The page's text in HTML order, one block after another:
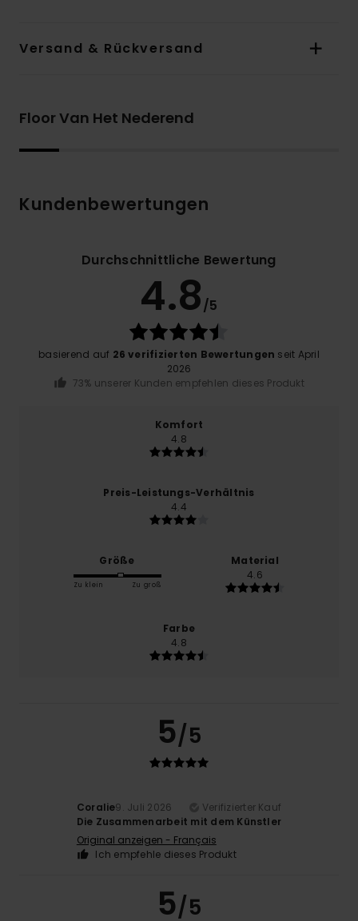
Versand & Rückversand
Floor Van Het Nederend
Kundenbewertungen
Durchschnittliche Bewertung
4.8/5
basierend auf 26 verifizierten Bewertungen seit April
2026
73% unserer Kunden empfehlen dieses Produkt
Komfort
4.8
Preis-Leistungs-Verhältnis
4.4
Größe
Zu klein Zu groß
Material
4.6
Farbe
4.8
5/5
Coralie9. Juli 2026
Verifizierter Kauf
Die Zusammenarbeit mit dem Künstler
Original anzeigen - Français
Ich empfehle dieses Produkt
5/5